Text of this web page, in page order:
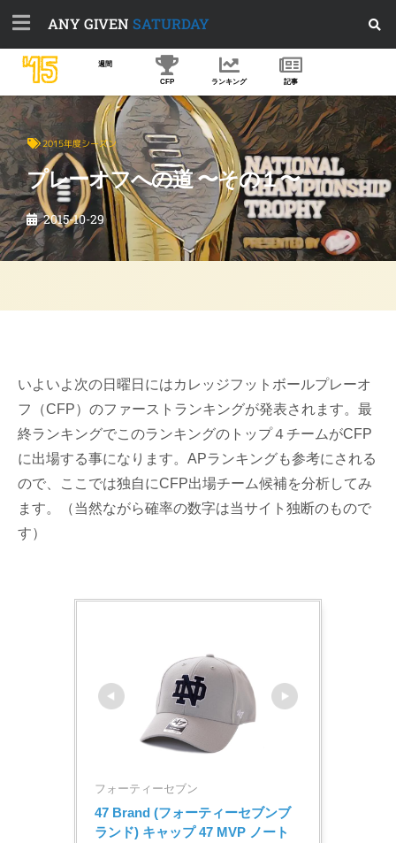
ANY GIVEN SATURDAY
'15 週間
CFP ランキング 記事
2015年度シーズン
プレーオフへの道 〜その１〜
2015-10-29
いよいよ次の日曜日にはカレッジフットボールプレーオ
フ（CFP）のファーストランキングが発表されます。最
終ランキングでこのランキングのトップ４チームがCFP
に出場する事になります。APランキングも参考にされる
ので、ここでは独自にCFP出場チーム候補を分析してみ
ます。（当然ながら確率の数字は当サイト独断のもので
す）
フォーティーセブン
47 Brand (フォーティーセブンブ
ランド) キャップ 47 MVP ノート